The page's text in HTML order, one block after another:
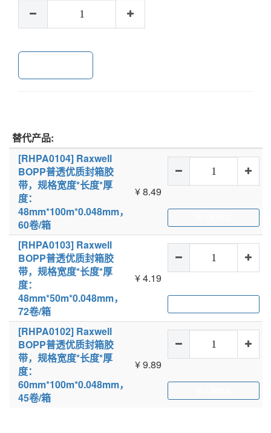
替代产品:
[RHPA0104] Raxwell
BOPP普透优质封箱胶
带，规格宽度*长度*厚
度：
48mm*100m*0.048mm，
60卷/箱
¥8.49
[RHPA0103] Raxwell
BOPP普透优质封箱胶
带，规格宽度*长度*厚
度：
48mm*50m*0.048mm，
72卷/箱
¥4.19
[RHPA0102] Raxwell
BOPP普透优质封箱胶
带，规格宽度*长度*厚
度：
60mm*100m*0.048mm，
45卷/箱
¥9.89